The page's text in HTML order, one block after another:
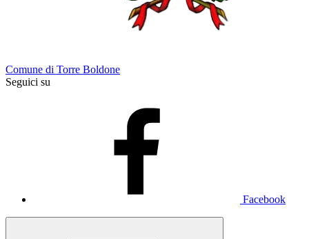
Comune di Torre Boldone
Seguici su
Facebook